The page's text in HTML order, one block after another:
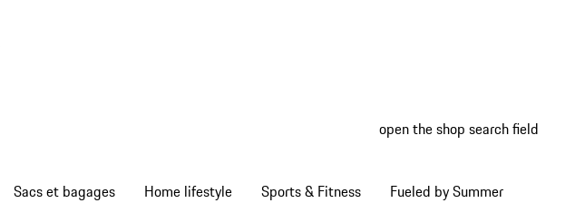
open the shop search field
Sacs et bagages Home lifestyle Sports & Fitness Fueled by Summer